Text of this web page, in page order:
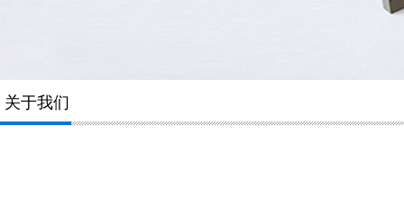
关于我们